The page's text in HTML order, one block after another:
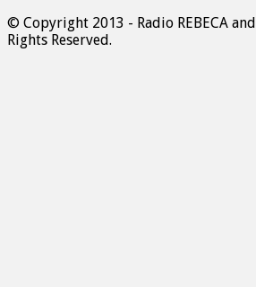
© Copyright 2013 - Radio REBECA and
Rights Reserved.